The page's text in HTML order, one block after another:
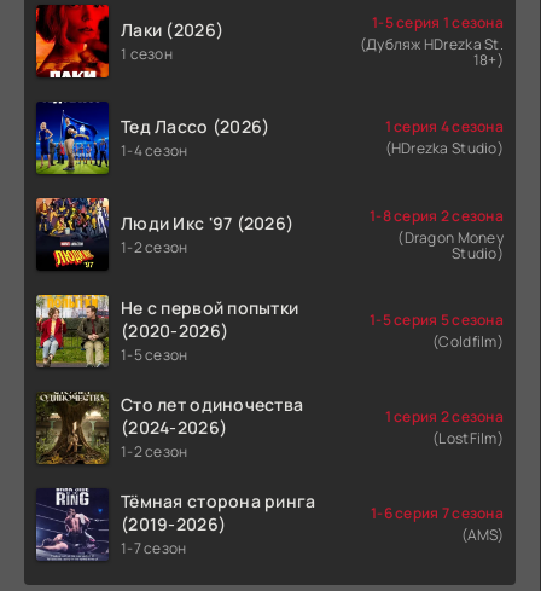
Лаки (2026)
1 сезон
1-5 серия 1 сезона
(Дубляж HDrezka St.
18+)
Тед Лассо (2026)
1-4 сезон
1 серия 4 сезона
(HDrezka Studio)
Люди Икс '97 (2026)
1-2 сезон
1-8 серия 2 сезона
(Dragon Money
Studio)
Не с первой попытки
(2020-2026)
1-5 сезон
1-5 серия 5 сезона
(Coldfilm)
Сто лет одиночества
(2024-2026)
1-2 сезон
1 серия 2 сезона
(LostFilm)
Тёмная сторона ринга
(2019-2026)
1-7 сезон
1-6 серия 7 сезона
(AMS)